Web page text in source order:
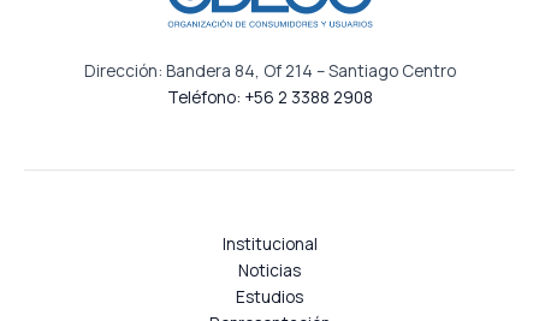
Dirección: Bandera 84, Of 214 – Santiago Centro
Teléfono: +56 2 3388 2908
Institucional
Noticias
Estudios